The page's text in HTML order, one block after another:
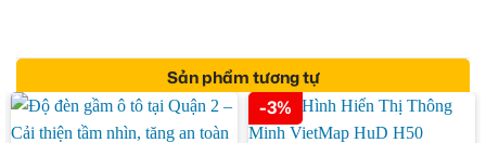
Sản phẩm tương tự
-3%